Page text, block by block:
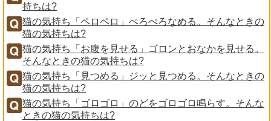
持ちは?
猫の気持ち「ペロペロ」ぺろぺろなめる。そんなときの
猫の気持ちは?
猫の気持ち「お腹を見せる」ゴロンとおなかを見せる。
そんなときの猫の気持ちは?
猫の気持ち「見つめる」ジッと見つめる。そんなときの
猫の気持ちは?
猫の気持ち「ゴロゴロ」のどをゴロゴロ鳴らす。そんな
ときの猫の気持ちは?